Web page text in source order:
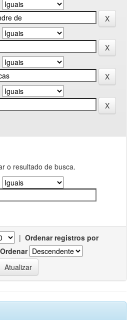
o resultado de busca.
| Ordenar registros por
Ordenar